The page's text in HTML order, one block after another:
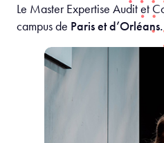
Le Master Expertise Audit et
campus de Paris et d’Orléans.